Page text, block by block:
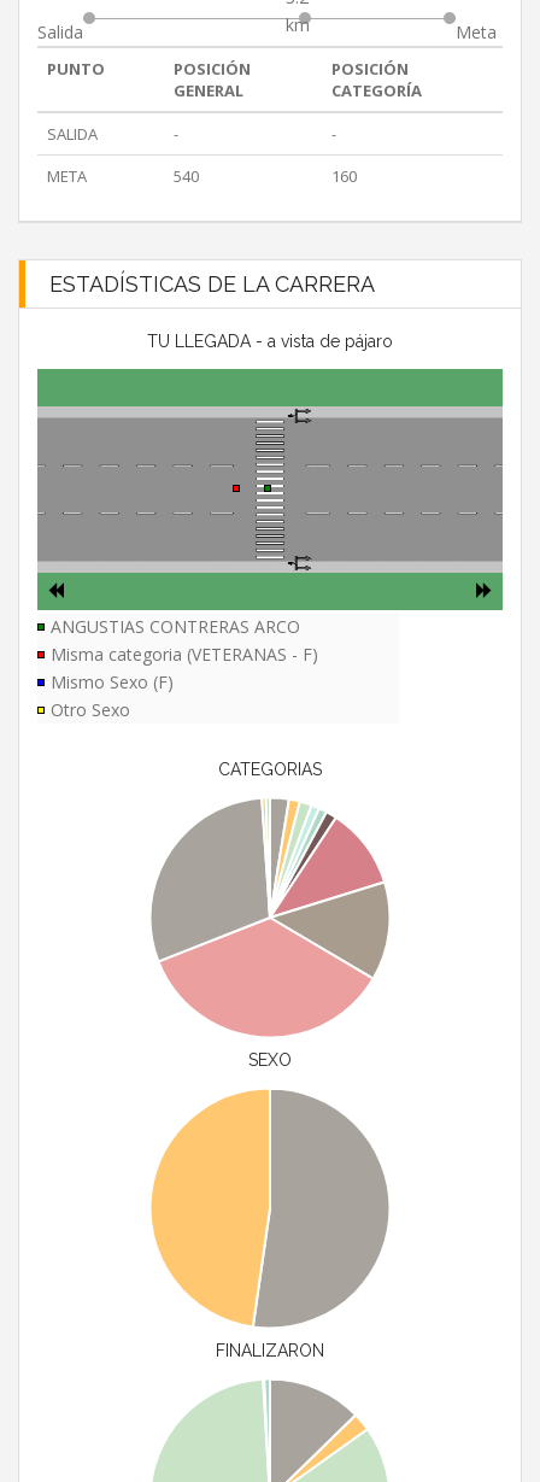
Salida
km
Meta
PUNTO
POSICIÓN
GENERAL
POSICIÓN
CATEGORÍA
SALIDA
-
-
META
540 160
ESTADÍSTICAS DE LA CARRERA
TU LLEGADA - a vista de pájaro
ANGUSTIAS CONTRERAS ARCO
Misma categoria (VETERANAS - F)
Mismo Sexo (F)
Otro Sexo
CATEGORIAS
SEXO
FINALIZARON